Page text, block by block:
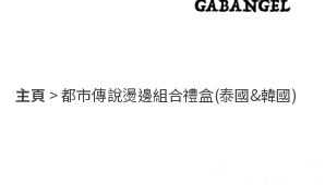
主頁 都市傳說燙邊組合禮盒(泰國&韓國)